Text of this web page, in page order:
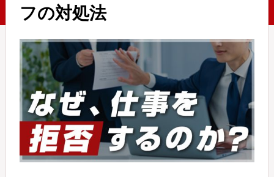
フの対処法